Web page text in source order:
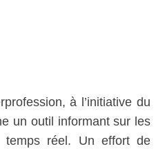
à l’initiative du
un outil informant sur les
réel. Un effort de